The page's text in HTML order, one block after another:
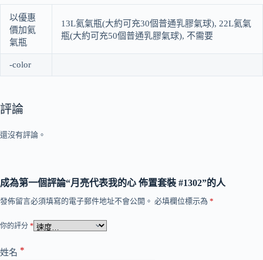
以優惠
價加氦
氣瓶
13L氦氣瓶(大約可充30個普通乳膠氣球), 22L氦氣
瓶(大約可充50個普通乳膠氣球), 不需要
-color
評論
還沒有評論。
成為第一個評論“月亮代表我的心 佈置套裝 #1302”的人
發佈留言必須填寫的電子郵件地址不會公開。 必填欄位標示為 *
你的評分 *
姓名 *